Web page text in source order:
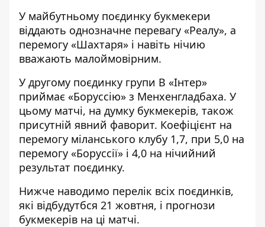
У майбутньому поєдинку букмекери
віддають однозначне перевагу «Реалу», а
перемогу «Шахтаря» і навіть нічию
вважають малоймовірним.
У другому поєдинку групи В «Інтер»
приймає «Боруссію» з Менхенгладбаха. У
цьому матчі, на думку букмекерів, також
присутній явний фаворит. Коефіцієнт на
перемогу міланського клубу 1,7, при 5,0 на
перемогу «Боруссії» і 4,0 на нічийний
результат поєдинку.
Нижче наводимо перелік всіх поєдинків,
які відбудутбся 21 жовтня, і прогнози
букмекерів на ці матчі.